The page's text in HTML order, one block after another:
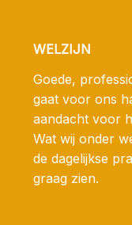
WELZIJN
Goede,
gaat voor ons
aandacht voor
Wat wij onder
de dagelijkse
graag zien.